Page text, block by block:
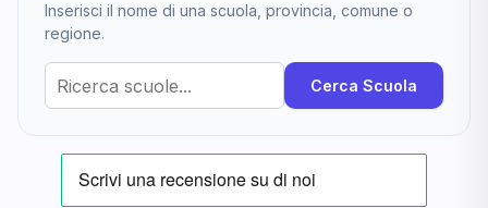
Inserisci il nome di una scuola, provincia, comune o
regione.
Cerca Scuola